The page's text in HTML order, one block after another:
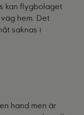
kan flygbolaget
hem. Det
saknas i
hand men är